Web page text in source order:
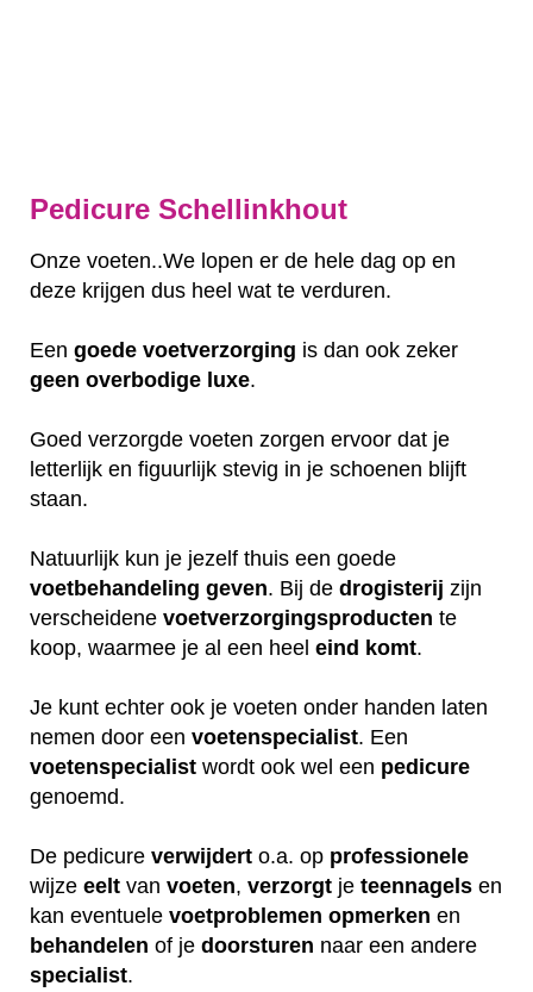
Pedicure Schellinkhout
Onze voeten..We lopen er de hele dag op en
deze krijgen dus heel wat te verduren.
Een goede voetverzorging is dan ook zeker
geen overbodige luxe.
Goed verzorgde voeten zorgen ervoor dat je
letterlijk en figuurlijk stevig in je schoenen blijft
staan.
Natuurlijk kun je jezelf thuis een goede
voetbehandeling geven. Bij de drogisterij zijn
verscheidene voetverzorgingsproducten te
koop, waarmee je al een heel eind komt.
Je kunt echter ook je voeten onder handen laten
nemen door een voetenspecialist. Een
voetenspecialist wordt ook wel een pedicure
genoemd.
De pedicure verwijdert o.a. op professionele
wijze eelt van voeten, verzorgt je teennagels en
kan eventuele voetproblemen opmerken en
behandelen of je doorsturen naar een andere
specialist.